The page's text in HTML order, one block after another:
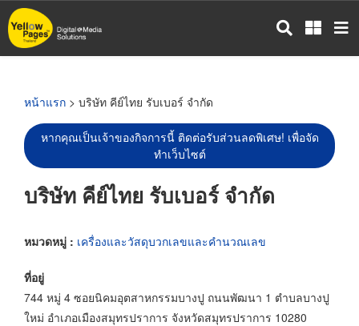
ข้าม
ไป
หน้าแรก > บริษัท คีย์ไทย รับเบอร์ จำกัด
หากคุณเป็นเจ้าของกิจการนี้ ติดต่อรับส่วนลดพิเศษ! เพื่อจัด
ทำเว็บไซต์
บริษัท คีย์ไทย รับเบอร์ จำกัด
หมวดหมู่ : เครื่องและวัสดุบวกเลขและคำนวณเลข
ที่อยู่
744 หมู่ 4 ซอยนิคมอุตสาหกรรมบางปู ถนนพัฒนา 1 ตำบลบางปู
ใหม่ อำเภอเมืองสมุทรปราการ จังหวัดสมุทรปราการ 10280